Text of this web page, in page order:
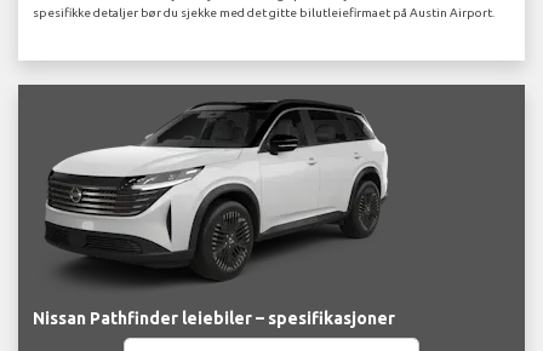
spesifikke detaljer bør du sjekke med det gitte bilutleiefirmaet på Austin Airport.
Nissan Pathfinder leiebiler – spesifikasjoner